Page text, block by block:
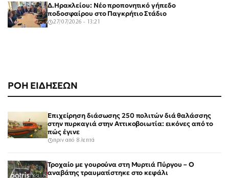
ΡΟΗ ΕΙΔΗΣΕΩΝ
Επιχείρηση διάσωσης 250 πολιτών διά θαλάσσης
στην πυρκαγιά στην Αττικοβοιωτία: εικόνες από το
πώς έγινε
πριν από 8 λεπτά
Τροχαίο με γουρούνα στη Μυρτιά Πύργου – Ο
αναβάτης τραυματίστηκε στο κεφάλι
Δ.Ηρακλείου: Νέο προπονητικό γήπεδο
ποδοσφαίρου στο Παγκρήτιο Στάδιο
27/07/2026 - 13:21